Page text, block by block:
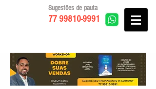
77 99810-9991
Sugestões de pauta